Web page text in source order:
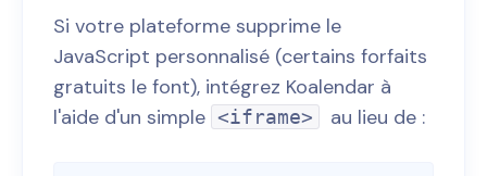
Si votre plateforme supprime le
JavaScript personnalisé (certains forfaits
gratuits le font), intégrez Koalendar à
l'aide d'un simple <iframe> au lieu de :